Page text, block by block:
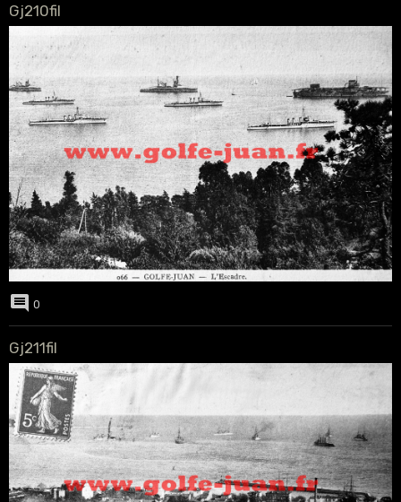
Gj210fil
0
Gj211fil